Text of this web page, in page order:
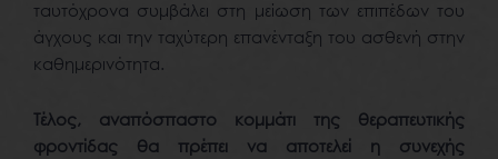
ταυτόχρονα συμβάλει στη μείωση των επιπέδων του
άγχους και την ταχύτερη επανένταξη του ασθενή στην
καθημερινότητα.
Τέλος, αναπόσπαστο κομμάτι της θεραπευτικής
φροντίδας θα πρέπει να αποτελεί η συνεχής